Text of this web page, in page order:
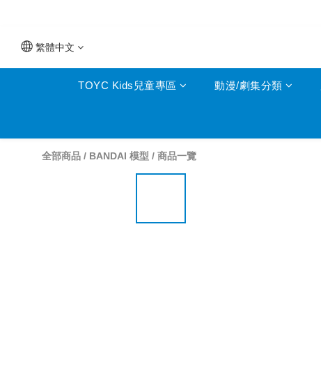
繁體中文
TOYC Kids兒童專區 動漫/劇集分類
全部商品 / BANDAI 模型 / 商品一覽